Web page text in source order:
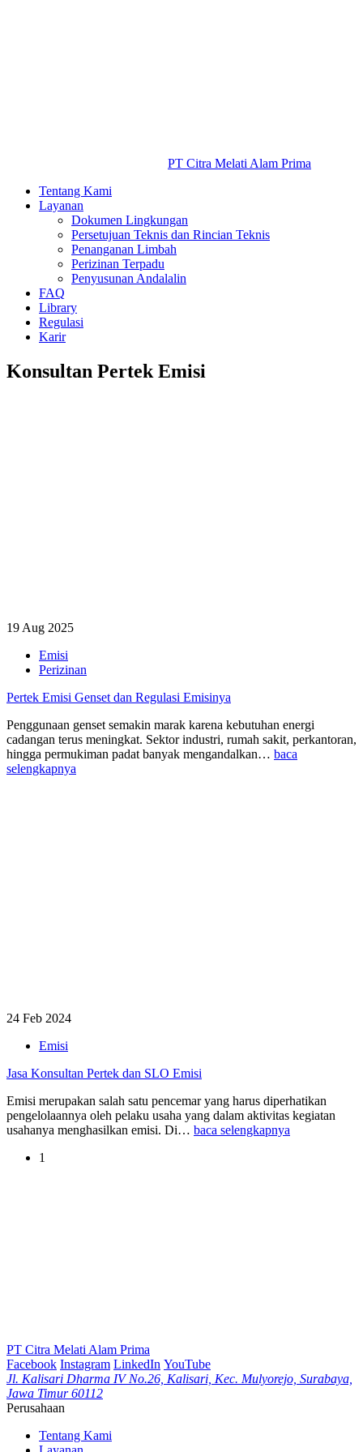
PT Citra Melati Alam Prima
Tentang Kami
Layanan
Dokumen Lingkungan
Persetujuan Teknis dan Rincian Teknis
Penanganan Limbah
Perizinan Terpadu
Penyusunan Andalalin
FAQ
Library
Regulasi
Karir
Konsultan Pertek Emisi
19 Aug 2025
Emisi
Perizinan
Pertek Emisi Genset dan Regulasi Emisinya
Penggunaan genset semakin marak karena kebutuhan energi
cadangan terus meningkat. Sektor industri, rumah sakit, perkantoran,
hingga permukiman padat banyak mengandalkan… baca
selengkapnya
24 Feb 2024
Emisi
Jasa Konsultan Pertek dan SLO Emisi
Emisi merupakan salah satu pencemar yang harus diperhatikan
pengelolaannya oleh pelaku usaha yang dalam aktivitas kegiatan
usahanya menghasilkan emisi. Di… baca selengkapnya
1
PT Citra Melati Alam Prima
Facebook Instagram LinkedIn YouTube
Jl. Kalisari Dharma IV No.26, Kalisari, Kec. Mulyorejo, Surabaya,
Jawa Timur 60112
Perusahaan
Tentang Kami